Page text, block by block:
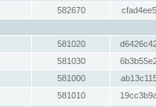
582670
581020
581030
581000
581010